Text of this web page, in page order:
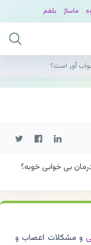
ماساژ بلغم
آور است؟
بی خوابی خوبه؟
و مشکلات اعصاب و